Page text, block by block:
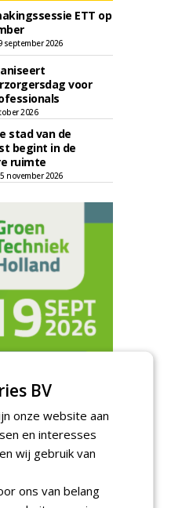
ETT op
september 2026
voor
2026
stad van de
begint in de
ruimte
november 2026
groot
binnen de
aan
BV
onze website aan
en interesses
wij gebruik van
ons van belang